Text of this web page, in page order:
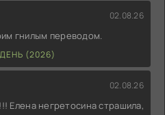
02.08.26
гнилым переводом.
(2026)
02.08.26
Елена негретосина страшила,